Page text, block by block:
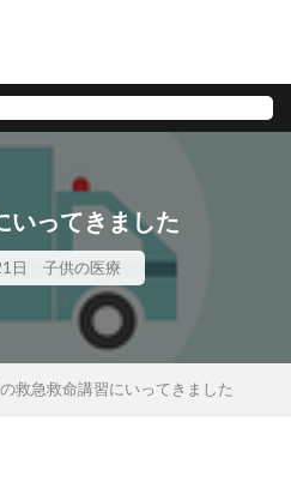
いってきました
日 子供の医療
救急救命講習にいってきました